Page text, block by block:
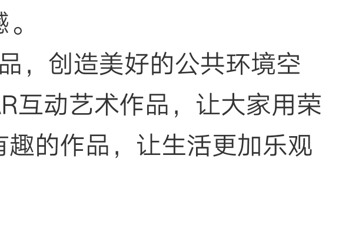
，创造美好的公共环境空
互动艺术作品，让大家用荣
的作品，让生活更加乐观